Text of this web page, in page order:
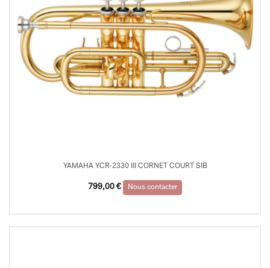
YAMAHA YCR-2330 III CORNET COURT SIB
799,00 € Nous contacter